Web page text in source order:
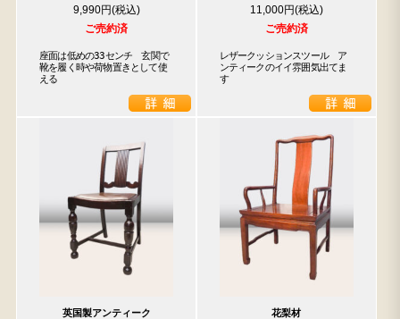
9,990円
ご売約済
座面は低めの33センチ　玄関で
靴を履く時や荷物置きとして使
える
11,000円
ご売約済
レザークッションスツール　ア
ンティークのイイ雰囲気出てま
す
英国製アンティーク
花梨材